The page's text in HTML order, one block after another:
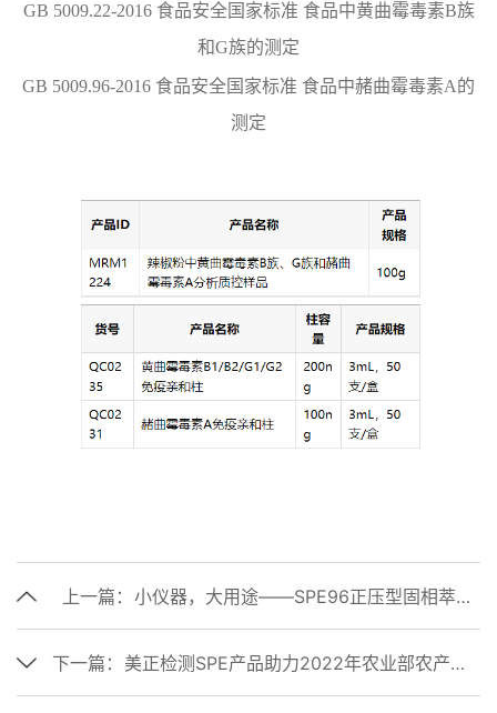
GB 5009.22-2016 食品安全国家标准 食品中黄曲霉毒素B族
和G族的测定
GB 5009.96-2016 食品安全国家标准 食品中赭曲霉毒素A的
测定
上一篇： 小仪器，大用途——SPE96正压型固相萃取装置
下一篇： 美正检测SPE产品助力2022年农业部农产品质量安全能力验证